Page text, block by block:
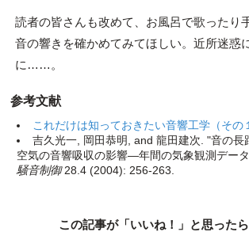
読者の皆さんも改めて、お風呂で歌ったり
音の響きを確かめてみてほしい。近所迷惑
に……。
参考文献
これだけは知っておきたい音響工学（その
吉久光一, 岡田恭明, and 龍田建次. "音の長
空気の音響吸収の影響―年間の気象観測デー
騒音制御28.4 (2004): 256-263.
この記事が「いいね！」と思ったら